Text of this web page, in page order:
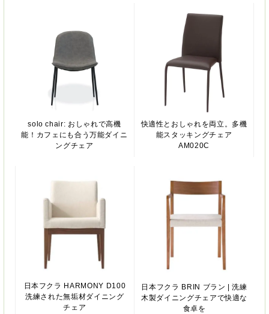
solo chair: おしゃれで高機
能！カフェにも合う万能ダイニ
ングチェア
快適性とおしゃれを両立。多機
能スタッキングチェア
AM020C
日本フクラ HARMONY D100
洗練された無垢材ダイニング
チェア
日本フクラ BRIN ブラン | 洗練
木製ダイニングチェアで快適な
食卓を